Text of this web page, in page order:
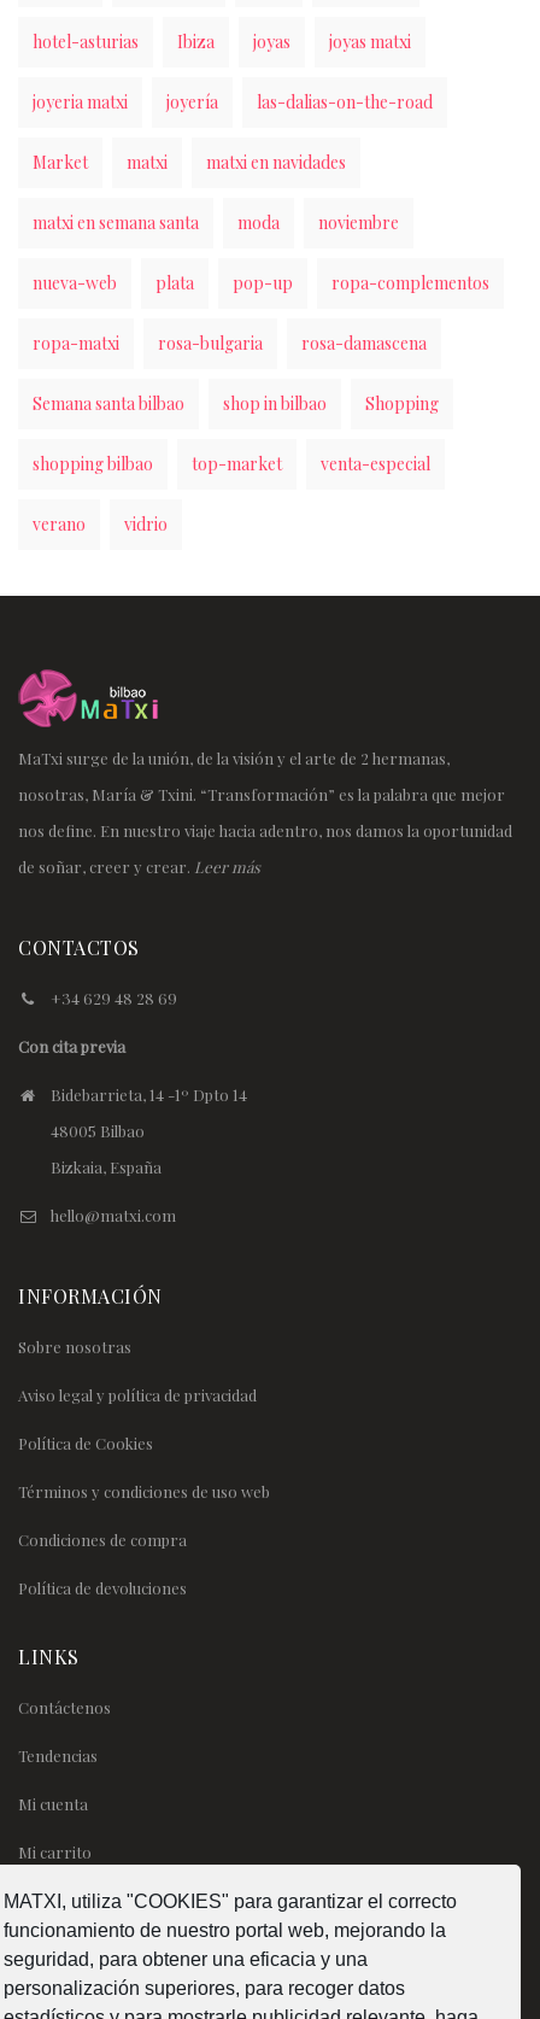
MATXI, utiliza "COOKIES" para garantizar el correcto
funcionamiento de nuestro portal web, mejorando la
seguridad, para obtener una eficacia y una
personalización superiores, para recoger datos
hotel-asturias Ibiza joyas joyas matxi
joyeria matxi joyería las-dalias-on-the-road
Market matxi matxi en navidades
matxi en semana santa moda noviembre
nueva-web plata pop-up ropa-complementos
ropa-matxi rosa-bulgaria rosa-damascena
Semana santa bilbao shop in bilbao Shopping
shopping bilbao top-market venta-especial
verano vidrio
MaTxi surge de la unión, de la visión y el arte de 2 hermanas,
nosotras, María & Txini. “Transformación” es la palabra que mejor
nos define. En nuestro viaje hacia adentro, nos damos la oportunidad
de soñar, creer y crear. Leer más
CONTACTOS
+34 629 48 28 69
Con cita previa
Bidebarrieta, 14 -1º Dpto 14
48005 Bilbao
Bizkaia, España
hello@matxi.com
INFORMACIÓN
Sobre nosotras
Aviso legal y política de privacidad
Política de Cookies
Términos y condiciones de uso web
Condiciones de compra
Política de devoluciones
LINKS
Contáctenos
Tendencias
Mi cuenta
Mi carrito
SÍGUENOS